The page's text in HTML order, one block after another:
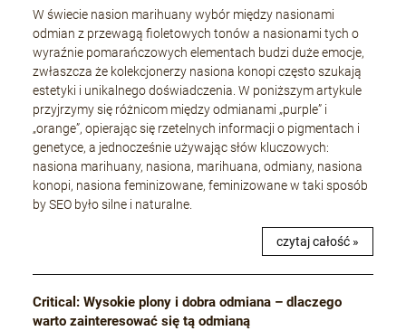
W świecie nasion marihuany wybór między nasionami
odmian z przewagą fioletowych tonów a nasionami tych o
wyraźnie pomarańczowych elementach budzi duże emocje,
zwłaszcza że kolekcjonerzy nasiona konopi często szukają
estetyki i unikalnego doświadczenia. W poniższym artykule
przyjrzymy się różnicom między odmianami „purple” i
„orange”, opierając się rzetelnych informacji o pigmentach i
genetyce, a jednocześnie używając słów kluczowych:
nasiona marihuany, nasiona, marihuana, odmiany, nasiona
konopi, nasiona feminizowane, feminizowane w taki sposób
by SEO było silne i naturalne.
czytaj całość »
Critical: Wysokie plony i dobra odmiana – dlaczego
warto zainteresować się tą odmianą